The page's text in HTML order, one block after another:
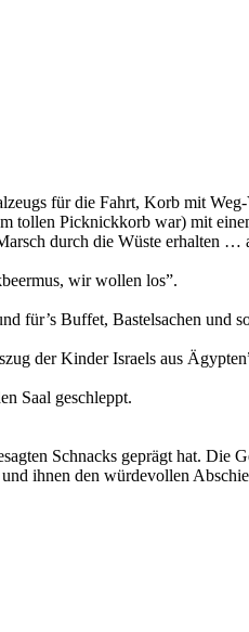
für die Fahrt, Korb mit
tollen Picknickkorb war) mit
durch die Wüste erhalten …
wir wollen los”.
für’s Buffet, Bastelsachen und
der Kinder Israels aus
Saal geschleppt.
Schnacks geprägt hat. Die
ihnen den würdevollen